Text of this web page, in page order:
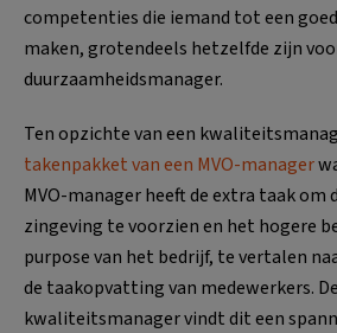
competenties die iemand tot een
maken, grotendeels hetzelfde zijn
duurzaamheidsmanager.
Ten opzichte van een
takenpakket van een MVO-manager
MVO-manager heeft de extra taak om
zingeving te voorzien en het hogere
purpose van het bedrijf, te vertalen
de taakopvatting van medewerkers.
kwaliteitsmanager vindt dit een